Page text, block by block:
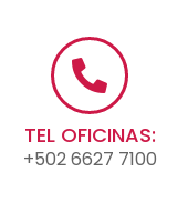
TEL OFICINAS:
+502 6627 7100